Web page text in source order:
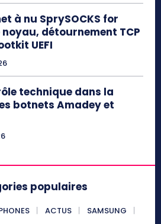
à nu SprySOCKS for
détournement TCP
UEFI
technique dans la
botnets Amadey et
populaires
ACTUS
SAMSUNG